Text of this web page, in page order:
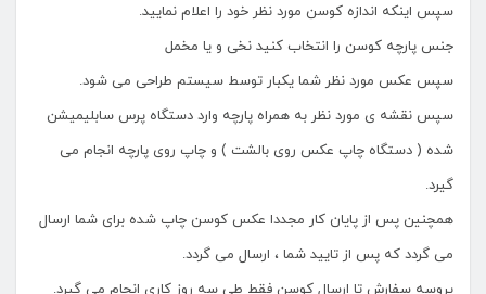
سپس اینکه اندازه کوسن مورد نظر خود را اعلام نمایید.
جنس پارچه کوسن را انتخاب کنید نخی و یا مخمل
سپس عکس مورد نظر شما یکبار توسط سیستم طراحی می شود.
سپس نقشه ی مورد نظر به همراه پارچه وارد دستگاه پرس سابلیمیشن
شده ( دستگاه چاپ عکس روی بالشت ) و چاپ روی پارچه انجام می
گیرد.
همچنین پس از پایان کار مجددا عکس کوسن چاپ شده برای شما ارسال
می گردد که پس از تایید شما ، ارسال می گردد.
پروسه سفارش تا ارسال کوسن فقط طی سه روز کاری انجام می گیرد.